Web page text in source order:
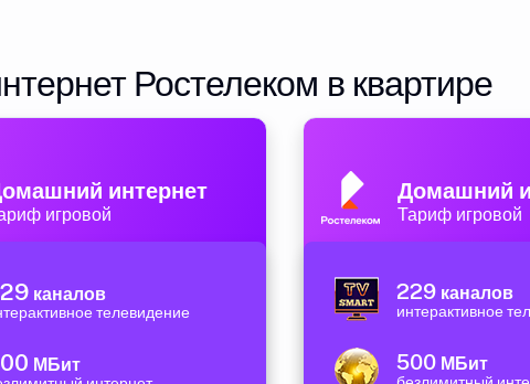
Ростелеком в квартире
интернет
игровой
каналов
телевидение
МБит
Домашний
Тариф игровой
229 каналов
интерактивное
500 МБит